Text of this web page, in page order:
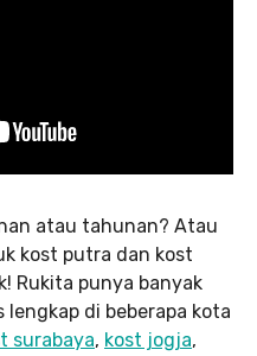
atau tahunan? Atau
kost putra dan kost
Rukita punya banyak
di beberapa kota
surabaya, kost jogja,